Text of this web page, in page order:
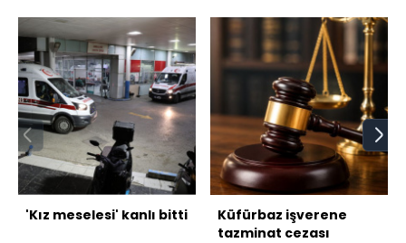
'Kız meselesi' kanlı bitti
Küfürbaz işverene
tazminat cezası